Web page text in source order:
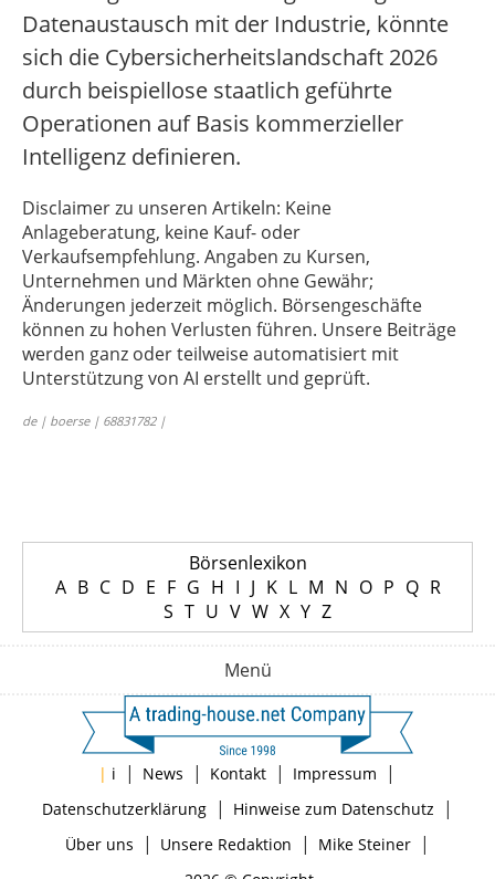
Datenaustausch mit der Industrie, könnte
sich die Cybersicherheitslandschaft 2026
durch beispiellose staatlich geführte
Operationen auf Basis kommerzieller
Intelligenz definieren.
Disclaimer zu unseren Artikeln: Keine
Anlageberatung, keine Kauf- oder
Verkaufsempfehlung. Angaben zu Kursen,
Unternehmen und Märkten ohne Gewähr;
Änderungen jederzeit möglich. Börsengeschäfte
können zu hohen Verlusten führen. Unsere Beiträge
werden ganz oder teilweise automatisiert mit
Unterstützung von AI erstellt und geprüft.
de | boerse | 68831782 |
Börsenlexikon
A B C D E F G H I J K L M N O P Q R
S T U V W X Y Z
Menü
| i | News | Kontakt | Impressum |
Datenschutzerklärung| Hinweise zum Datenschutz |
Über uns | Unsere Redaktion | Mike Steiner|